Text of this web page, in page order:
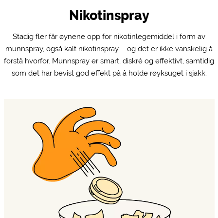
Nikotinspray
Stadig fler får øynene opp for nikotinlegemiddel i form av
munnspray, også kalt nikotinspray – og det er ikke vanskelig å
forstå hvorfor. Munnspray er smart, diskré og effektivt, samtidig
som det har bevist god effekt på å holde røyksuget i sjakk.